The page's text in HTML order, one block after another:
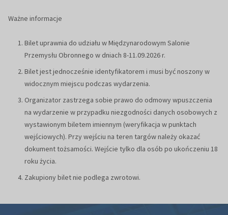
Ważne informacje
Bilet uprawnia do udziału w Międzynarodowym Salonie
Przemysłu Obronnego w dniach 8-11.09.2026 r.
Bilet jest jednocześnie identyfikatorem i musi być noszony w
widocznym miejscu podczas wydarzenia.
Organizator zastrzega sobie prawo do odmowy wpuszczenia
na wydarzenie w przypadku niezgodności danych osobowych z
wystawionym biletem imiennym (weryfikacja w punktach
wejściowych). Przy wejściu na teren targów należy okazać
dokument tożsamości. Wejście tylko dla osób po ukończeniu 18
roku życia.
Zakupiony bilet nie podlega zwrotowi.